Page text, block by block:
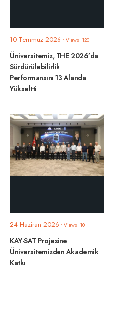
10 Temmuz 2026 • Views: 120
Üniversitemiz, THE 2026’da
Sürdürülebilirlik
Performansını 13 Alanda
Yükseltti
24 Haziran 2026 • Views: 10
KAY-SAT Projesine
Üniversitemizden Akademik
Katkı